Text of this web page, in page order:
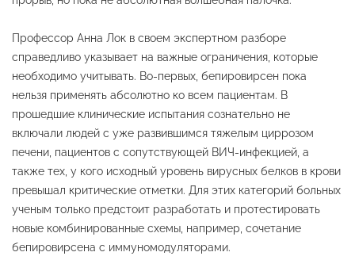
Профессор Анна Лок в своем экспертном разборе
справедливо указывает на важные ограничения, которые
необходимо учитывать. Во-первых, бепировирсен пока
нельзя применять абсолютно ко всем пациентам. В
прошедшие клинические испытания сознательно не
включали людей с уже развившимся тяжелым циррозом
печени, пациентов с сопутствующей ВИЧ-инфекцией, а
также тех, у кого исходный уровень вирусных белков в крови
превышал критические отметки. Для этих категорий больных
ученым только предстоит разработать и протестировать
новые комбинированные схемы, например, сочетание
бепировирсена с иммуномодуляторами.